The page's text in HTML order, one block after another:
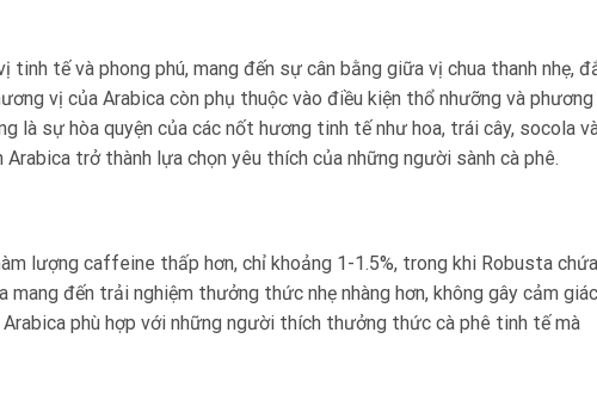
tinh tế và phong phú, mang đến sự cân bằng giữa vị chua thanh nhẹ,
vị của Arabica còn phụ thuộc vào điều kiện thổ nhưỡng và phương
là sự hòa quyện của các nốt hương tinh tế như hoa, trái cây, socola
Arabica trở thành lựa chọn yêu thích của những người sành cà phê.
lượng caffeine thấp hơn, chỉ khoảng 1-1.5%, trong khi Robusta
đến trải nghiệm thưởng thức nhẹ nhàng hơn, không gây cảm giác
Arabica phù hợp với những người thích thưởng thức cà phê tinh tế mà